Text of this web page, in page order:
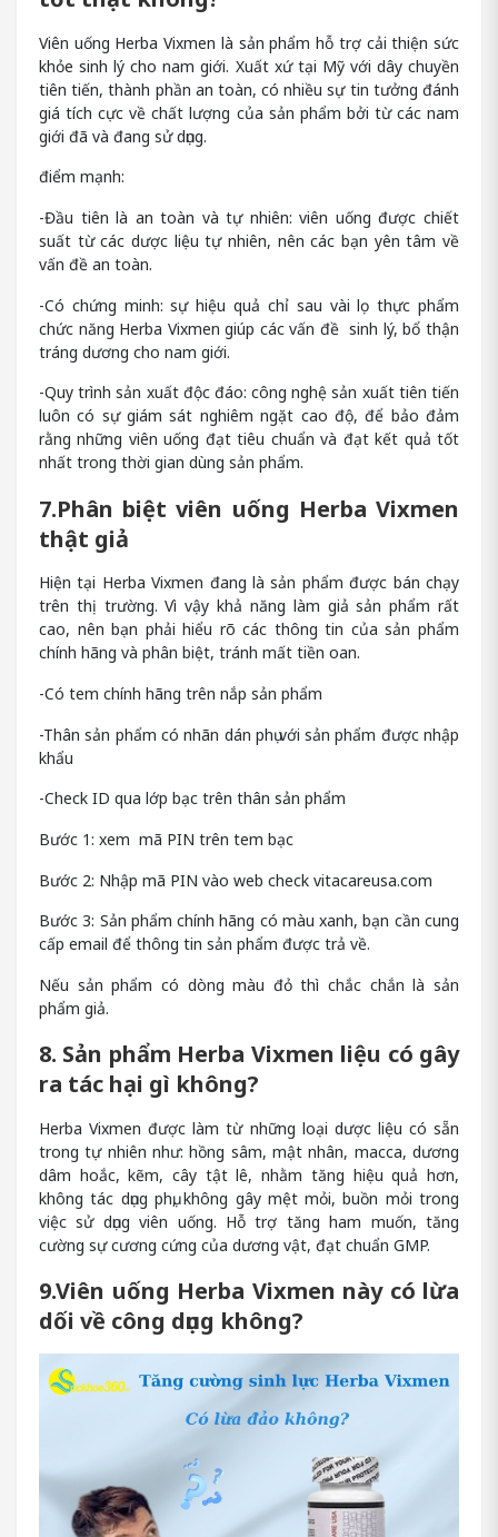
Viên uống Herba Vixmen là sản phẩm hỗ trợ cải thiện sức
khỏe sinh lý cho nam giới. Xuất xứ tại Mỹ với dây chuyền
tiên tiến, thành phần an toàn, có nhiều sự tin tưởng đánh
giá tích cực về chất lượng của sản phẩm bởi từ các nam
giới đã và đang sử dụng.
điểm mạnh:
-Đầu tiên là an toàn và tự nhiên: viên uống được chiết
suất từ các dược liệu tự nhiên, nên các bạn yên tâm về
vấn đề an toàn.
-Có chứng minh: sự hiệu quả chỉ sau vài lọ thực phẩm
chức năng Herba Vixmen giúp các vấn đề sinh lý, bổ thận
tráng dương cho nam giới.
-Quy trình sản xuất độc đáo: công nghệ sản xuất tiên tiến
luôn có sự giám sát nghiêm ngặt cao độ, để bảo đảm
rằng những viên uống đạt tiêu chuẩn và đạt kết quả tốt
nhất trong thời gian dùng sản phẩm.
7.Phân biệt viên uống Herba Vixmen
thật giả
Hiện tại Herba Vixmen đang là sản phẩm được bán chạy
trên thị trường. Vì vậy khả năng làm giả sản phẩm rất
cao, nên bạn phải hiểu rõ các thông tin của sản phẩm
chính hãng và phân biệt, tránh mất tiền oan.
-Có tem chính hãng trên nắp sản phẩm
-Thân sản phẩm có nhãn dán phụ với sản phẩm được nhập
khẩu
-Check ID qua lớp bạc trên thân sản phẩm
Bước 1: xem mã PIN trên tem bạc
Bước 2: Nhập mã PIN vào web check vitacareusa.com
Bước 3: Sản phẩm chính hãng có màu xanh, bạn cần cung
cấp email để thông tin sản phẩm được trả về.
Nếu sản phẩm có dòng màu đỏ thì chắc chắn là sản
phẩm giả.
8. Sản phẩm Herba Vixmen liệu có gây
ra tác hại gì không?
Herba Vixmen được làm từ những loại dược liệu có sẵn
trong tự nhiên như: hồng sâm, mật nhân, macca, dương
dâm hoắc, kẽm, cây tật lê, nhằm tăng hiệu quả hơn,
không tác dụng phụ, không gây mệt mỏi, buồn mỏi trong
việc sử dụng viên uống. Hỗ trợ tăng ham muốn, tăng
cường sự cương cứng của dương vật, đạt chuẩn GMP.
9.Viên uống Herba Vixmen này có lừa
dối về công dụng không?